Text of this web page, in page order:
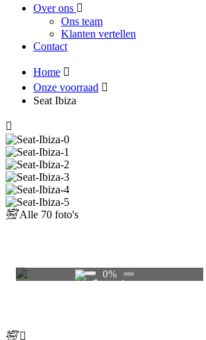
Over ons
Ons team
Klanten vertellen
Contact
Home
Onze voorraad
Seat Ibiza
Alle 70 foto's